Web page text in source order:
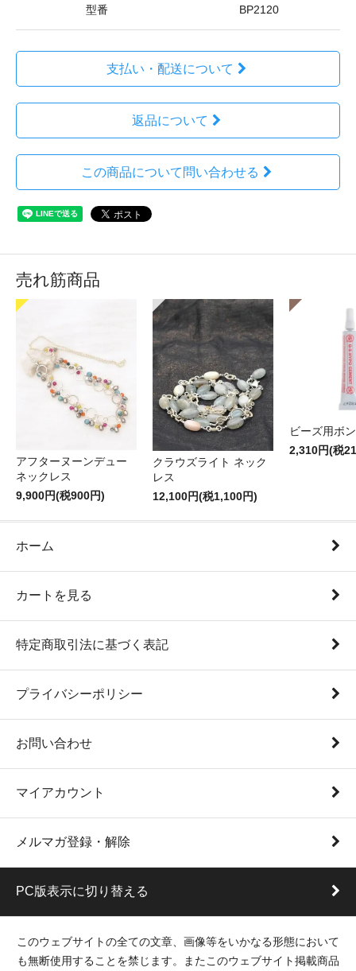
型番 BP2120
支払い・配送について
返品について
この商品について問い合わせる
売れ筋商品
アフターヌーンデュー
ネックレス
9,900円(税900円)
クラウズライト ネック
レス
12,100円(税1,100円)
ビーズ用ボ
2,310円(税
ホーム
カートを見る
特定商取引法に基づく表記
プライバシーポリシー
お問い合わせ
マイアカウント
メルマガ登録・解除
PC版表示に切り替える
このウェブサイトの全ての文章、画像等をいかなる形態において
も無断使用することを禁じます。またこのウェブサイト掲載商品